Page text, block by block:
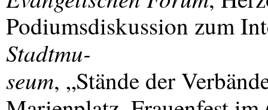
Podiumsdiskussion zum
Stadtmu-
seum, „Stände der